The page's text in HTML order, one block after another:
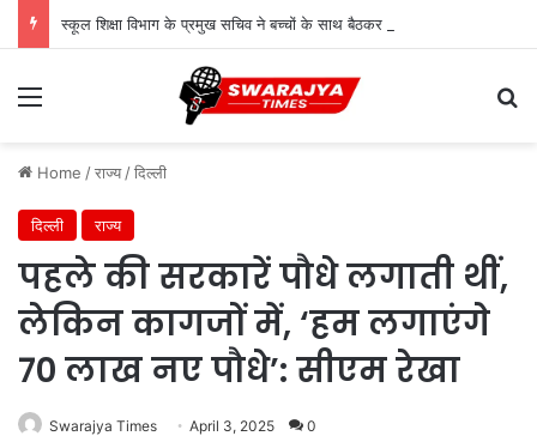
Menu
Home /राज्य /दिल्ली
दिल्ली राज्य
पहले की सरकारें पौधे लगाती थीं,
लेकिन कागजों में, ‘हम लगाएंगे
70 लाख नए पौधे’: सीएम रेखा
Swarajya Times April 3, 2025 0